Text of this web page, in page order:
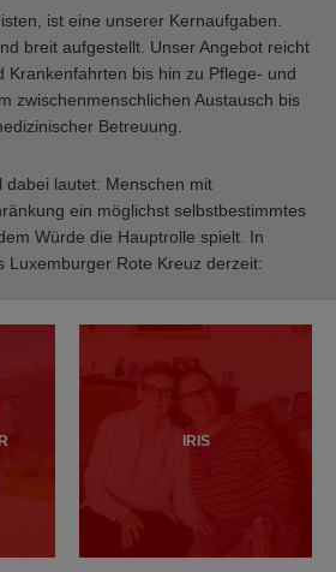
ist eine unserer Kernaufgaben.
breit aufgestellt. Unser Angebot reicht
Krankenfahrten bis hin zu Pflege- und
zwischenmenschlichen Austausch bis
Betreuung.
dabei lautet: Menschen mit
ein möglichst selbstbestimmtes
Würde die Hauptrolle spielt. In
Luxemburger Rote Kreuz derzeit:
IRIS